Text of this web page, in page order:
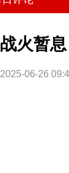
战火暂
2025-06-26